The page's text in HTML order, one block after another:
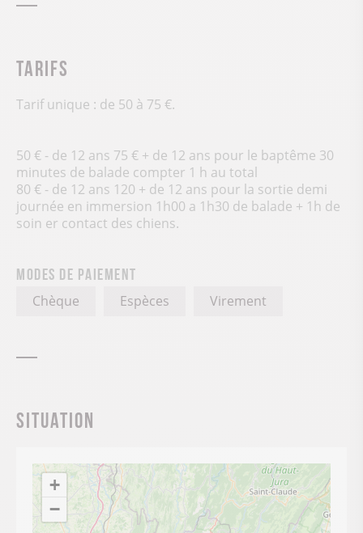
Tarifs
Tarif unique : de 50 à 75 €.
50 € - de 12 ans 75 € + de 12 ans pour le baptême 30
minutes de balade compter 1 h au total
80 € - de 12 ans 120 + de 12 ans pour la sortie demi
journée en immersion 1h00 a 1h30 de balade + 1h de
soin er contact des chiens.
Modes de paiement
Chèque Espèces Virement
Situation
+
−